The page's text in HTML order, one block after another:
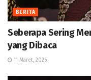
BERITA
Seberapa Sering
yang Dibaca
11 Maret, 2026